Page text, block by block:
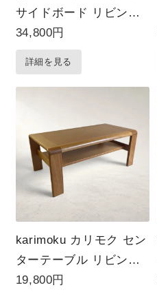
サイドボード リビング
ボード ナチュラル 収納
家具
34,800円
詳細を見る
karimoku カリモク セン
ターテーブル リビング
テーブル 木製 棚付き ロ
19,800円